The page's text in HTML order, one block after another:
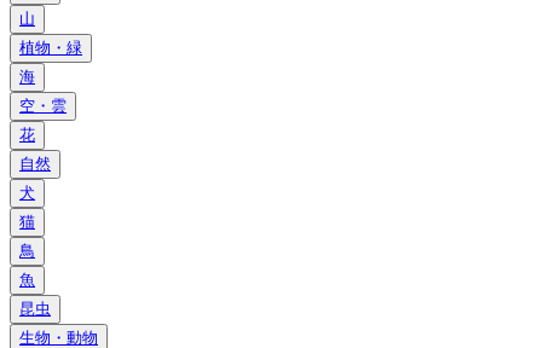
山
植物・緑
海
空・雲
花
自然
犬
猫
鳥
魚
昆虫
生物・動物